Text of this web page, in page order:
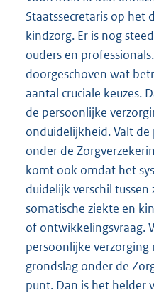
Staatssecretaris op het
kindzorg. Er is nog
ouders en
doorgeschoven wat
aantal cruciale keuzes.
de persoonlijke
onduidelijkheid. Valt
onder de
komt ook omdat het
duidelijk verschil
somatische ziekte en
of ontwikkelingsvraag.
persoonlijke verzorging
grondslag onder de
punt. Dan is het helder